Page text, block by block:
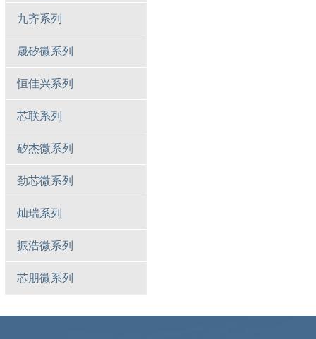
九齐系列
晟矽微系列
恒佳兴系列
芯联系列
矽杰微系列
劲芯微系列
灿瑞系列
振浩微系列
芯朋微系列